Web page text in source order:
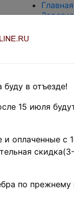
Оценка
Поиск
в отъезде!
15 июля
оплаченные с
по прежнему